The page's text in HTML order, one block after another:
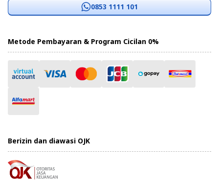
0853 1111 101
Metode Pembayaran & Program Cicilan 0%
Berizin dan diawasi OJK